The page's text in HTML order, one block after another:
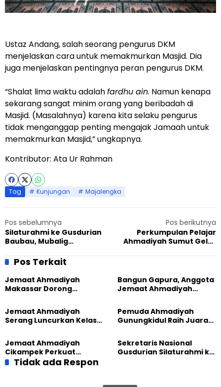
Ustaz Andang, salah seorang pengurus DKM
menjelaskan cara untuk memakmurkan Masjid. Dia
juga menjelaskan pentingnya peran pengurus DKM.
“Shalat lima waktu adalahfardhu ain. Namun kenapa
sekarang sangat minim orang yang beribadah di
Masjid. (Masalahnya) karena kita selaku pengurus
tidak menganggap penting mengajak Jamaah untuk
memakmurkan Masjid,” ungkapnya.
Kontributor: Ata Ur Rahman
Tag Kunjungan Majalengka
Pos sebelumnya
Silaturahmi ke Gusdurian
Baubau, Mubalig
Kerjasama dalam Bidang
Apapun
Pos berikutnya
Perkumpulan Pelajar
Ahmadiyah Sumut Gelar
Pos Terkait
Jemaat Ahmadiyah
Makassar Dorong
Lewat Edukasi Ekoteologi
Bangun Gapura, Anggota
Jemaat Ahmadiyah
Sambut HUT RI ke-81
Jemaat Ahmadiyah
Serang Luncurkan Kelas
Generasi Unggul
Pemuda Ahmadiyah
Gunungkidul Raih Juara
Jemaat Ahmadiyah
Cikampek Perkuat
Komitmen Bangun Masjid
Sekretaris Nasional
Gusdurian Silaturahmi ke
Tidak ada Respon